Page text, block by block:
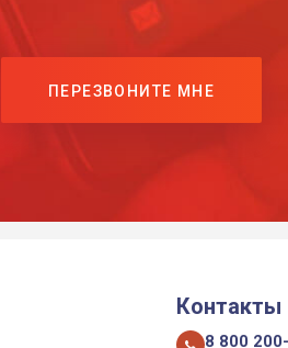
ПЕРЕЗВОНИТЕ МНЕ
Контакты
8 800